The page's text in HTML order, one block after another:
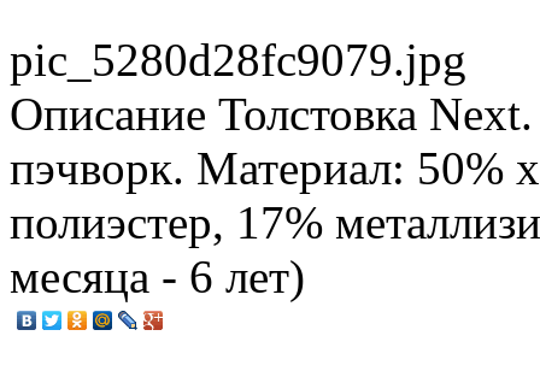
pic_5280d28fc9079.jpg
Описание Толстовка
пэчворк. Материал: 50%
полиэстер, 17%
месяца - 6 лет)